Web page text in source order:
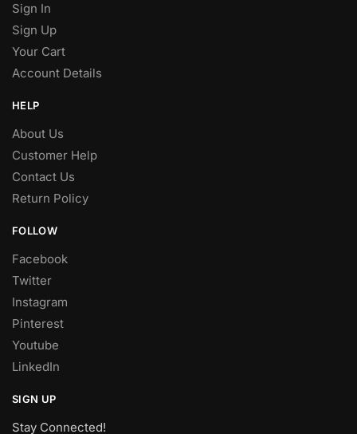
Sign In
Sign Up
Your Cart
Account Details
HELP
About Us
Customer Help
Contact Us
Return Policy
FOLLOW
Facebook
Twitter
Instagram
Pinterest
Youtube
LinkedIn
SIGN UP
Stay Connected!